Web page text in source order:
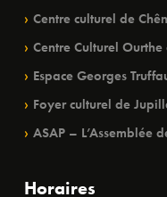
Centre culturel de
Centre Culturel Ourthe
Espace Georges
Foyer culturel de
ASAP – L’Assemblée
Horaires